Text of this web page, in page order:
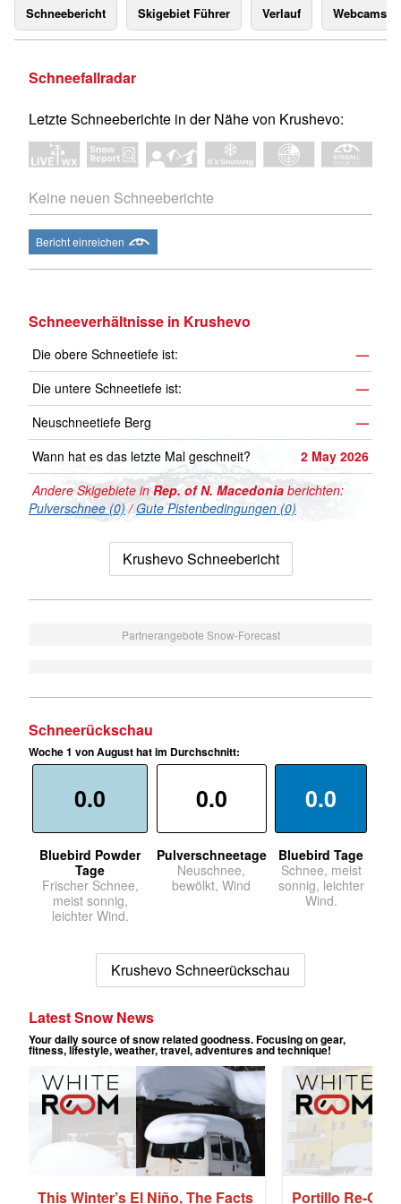
Schneebericht Skigebiet Führer Verlauf Webcams
Schneefallradar
Letzte Schneeberichte in der Nähe von Krushevo:
Keine neuen Schneeberichte
Bericht einreichen
Schneeverhältnisse in Krushevo
Die obere Schneetiefe ist:
—
Die untere Schneetiefe ist:
—
Neuschneetiefe Berg
—
Wann hat es das letzte Mal geschneit?
2 May 2026
Andere Skigebiete inRep. of N. Macedonia berichten:
Pulverschnee (0)/Gute Pistenbedingungen (0)
Krushevo Schneebericht
Partnerangebote Snow-Forecast
Schneerückschau
Woche 1 von August hat im Durchschnitt:
0.0
Bluebird Powder
Tage
Frischer Schnee,
meist sonnig,
leichter Wind.
0.0
Pulverschneetage
Neuschnee,
bewölkt, Wind
0.0
Bluebird Tage
Schnee, meist
sonnig, leichter
Wind.
Krushevo Schneerückschau